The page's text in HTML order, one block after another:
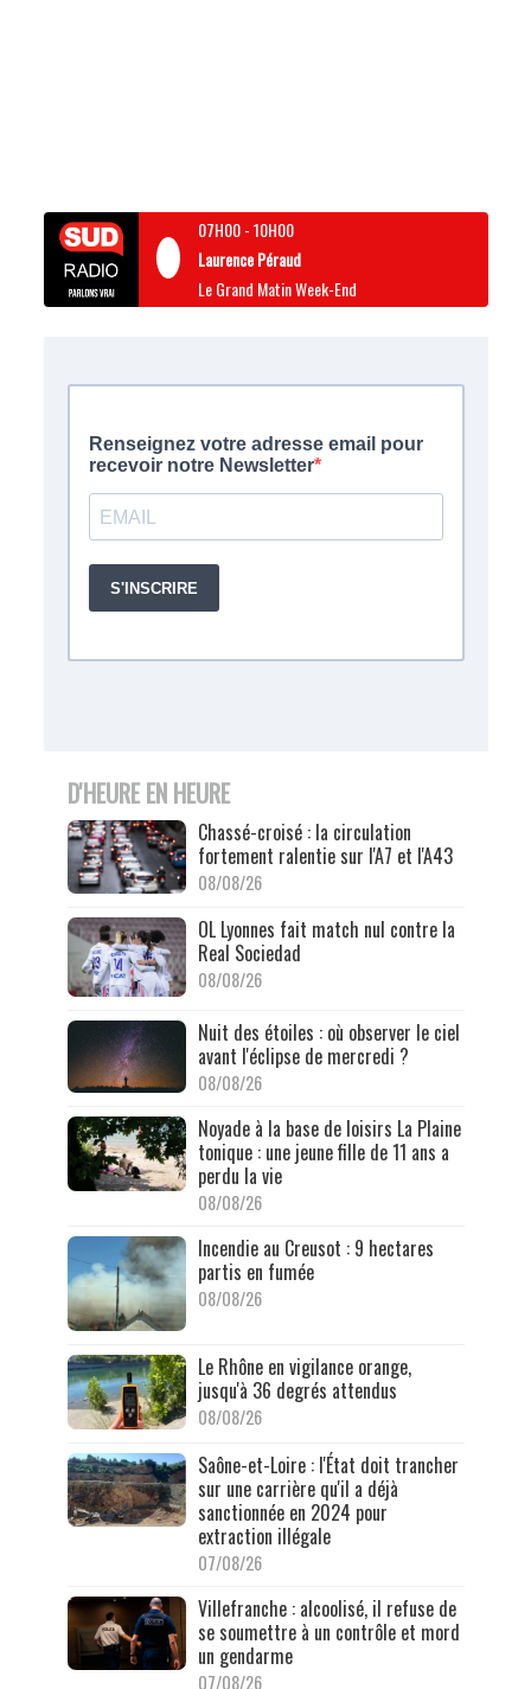
07H00-10H00
Laurence Péraud
Le Grand Matin Week-End
D'HEURE EN HEURE
Chassé-croisé : la circulation
fortement ralentie sur l'A7 et l'A43
08/08/26
OL Lyonnes fait match nul contre la
Real Sociedad
08/08/26
Nuit des étoiles : où observer le ciel
avant l'éclipse de mercredi ?
08/08/26
Noyade à la base de loisirs La Plaine
tonique : une jeune fille de 11 ans a
perdu la vie
08/08/26
Incendie au Creusot : 9 hectares
partis en fumée
08/08/26
Le Rhône en vigilance orange,
jusqu'à 36 degrés attendus
08/08/26
Saône-et-Loire : l'État doit trancher
sur une carrière qu'il a déjà
sanctionnée en 2024 pour
extraction illégale
07/08/26
Villefranche : alcoolisé, il refuse de
se soumettre à un contrôle et mord
un gendarme
07/08/26